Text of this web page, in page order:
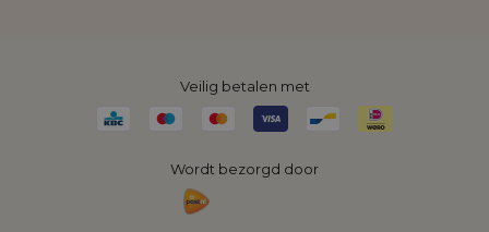
Veilig betalen met
Wordt bezorgd door